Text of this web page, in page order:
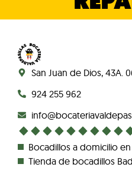
San Juan de Dios, 43A.
924 255 962
Bocadillos a domicilio
Tienda de bocadillos